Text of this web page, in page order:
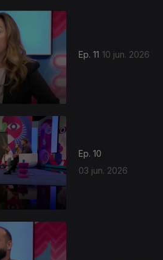
Ep. 11 10 jun. 2026
Ep. 10
03 jun. 2026